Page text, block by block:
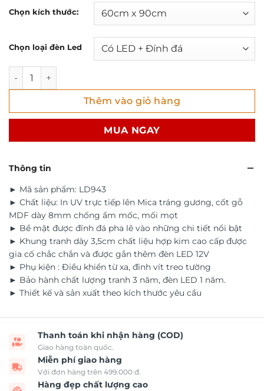
2.850.000 ₫
Chọn kích thước:
Chọn loại đèn Led
Tranh treo tường phòng khách nghệ thuật trừu tượng
Thêm vào giỏ hàng
MUA NGAY
Thông tin
► Mã sản phẩm: LD943
► Chất liệu: In UV trực tiếp lên Mica tráng gương, cốt gỗ
MDF dày 8mm chống ẩm mốc, mối mọt
► Bề mặt được đính đá pha lê vào những chi tiết nổi bật
► Khung tranh dày 3,5cm chất liệu hợp kim cao cấp được
gia cố chắc chắn và được gắn thêm đèn LED 12V
► Phụ kiện : Điều khiển từ xa, đinh vít treo tường
► Bảo hành chất lượng tranh 3 năm, đèn LED 1 năm.
► Thiết kế và sản xuất theo kích thước yêu cầu
Thanh toán khi nhận hàng (COD)
Giao hàng toàn quốc.
Miễn phí giao hàng
Với đơn hàng trên 499.000 đ.
Hàng đẹp chất lượng cao